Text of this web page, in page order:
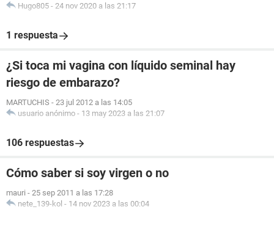
Hugo805 - 24 nov 2020 a las 21:17
1 respuesta
¿Si toca mi vagina con líquido seminal hay
riesgo de embarazo?
MARTUCHIS - 23 jul 2012 a las 14:05
usuario anónimo - 13 may 2023 a las 21:07
106 respuestas
Cómo saber si soy virgen o no
mauri - 25 sep 2011 a las 17:28
nete_139-kol - 14 nov 2023 a las 00:04